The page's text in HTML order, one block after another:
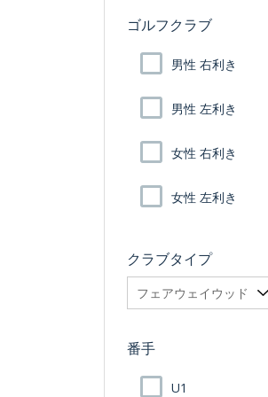
ゴルフクラブ
男性 右利き
男性 左利き
女性 右利き
女性 左利き
クラブタイプ
番手
U1